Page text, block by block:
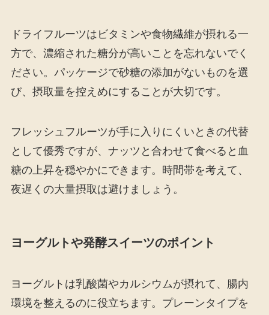
ドライフルーツはビタミンや食物繊維が摂れる一
方で、濃縮された糖分が高いことを忘れないでく
ださい。パッケージで砂糖の添加がないものを選
び、摂取量を控えめにすることが大切です。
フレッシュフルーツが手に入りにくいときの代替
として優秀ですが、ナッツと合わせて食べると血
糖の上昇を穏やかにできます。時間帯を考えて、
夜遅くの大量摂取は避けましょう。
ヨーグルトや発酵スイーツのポイント
ヨーグルトは乳酸菌やカルシウムが摂れて、腸内
環境を整えるのに役立ちます。プレーンタイプを